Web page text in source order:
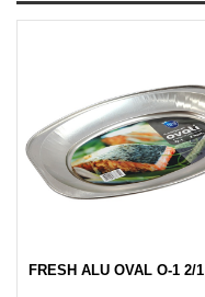
FRESH ALU OVAL O-1 2/1